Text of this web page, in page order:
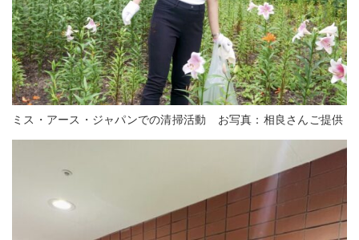
ミス・アース・ジャパンでの清掃活動 お写真：相良さんご提供